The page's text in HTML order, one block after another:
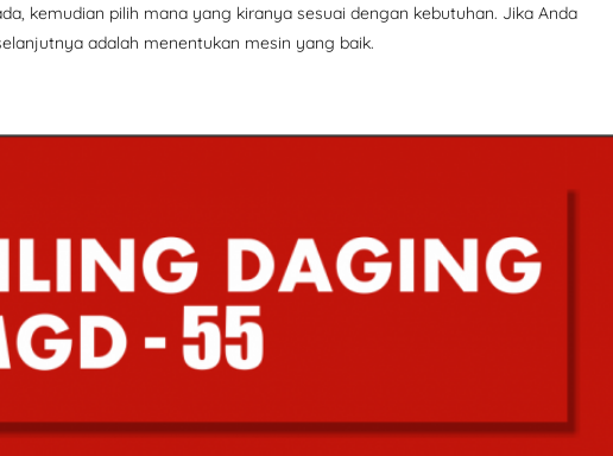
kemudian pilih mana yang kiranya sesuai dengan kebutuhan. Jika Anda
adalah menentukan mesin yang baik.